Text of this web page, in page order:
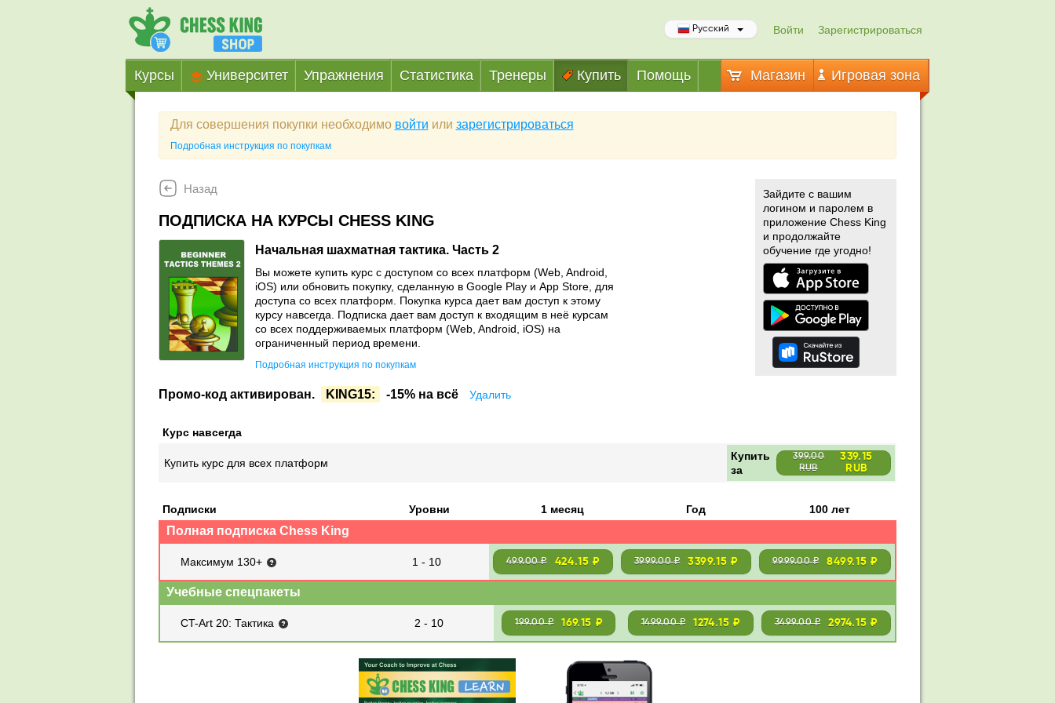
Войти Зарегистрироваться
Русский
Курсы Университет Упражнения Статистика Тренеры Купить Помощь Магазин Игровая зона
Для совершения покупки необходимо войти или зарегистрироваться
Подробная инструкция по покупкам
Зайдите с вашим
логином и паролем в
приложение Chess King
и продолжайте
обучение где угодно!
Назад
ПОДПИСКА НА КУРСЫ CHESS KING
Начальная шахматная тактика. Часть 2
Вы можете купить курс с доступом со всех платформ (Web, Android,
iOS) или обновить покупку, сделанную в Google Play и App Store, для
доступа со всех платформ. Покупка курса дает вам доступ к этому
курсу навсегда. Подписка дает вам доступ к входящим в неё курсам
со всех поддерживаемых платформ (Web, Android, iOS) на
ограниченный период времени.
Подробная инструкция по покупкам
Промо-код активирован. KING15: -15% на всё Удалить
Курс навсегда
Купить курс для всех платформ
Купить
за
399.00
RUB
339.15
RUB
Подписки Уровни 1 месяц Год 100 лет
Полная подписка Chess King
Максимум 130+ 1 - 10 499.00 ₽ 424.15 ₽ 3999.00 ₽ 3399.15 ₽ 9999.00 ₽ 8499.15 ₽
Учебные спецпакеты
CT-Art 20: Тактика 2 - 10 199.00 ₽ 169.15 ₽ 1499.00 ₽ 1274.15 ₽ 3499.00 ₽ 2974.15 ₽